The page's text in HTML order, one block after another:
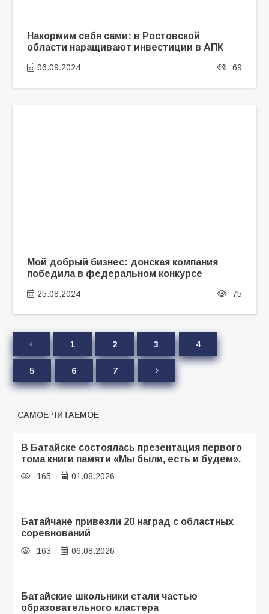
Накормим себя сами: в Ростовской
области наращивают инвестиции в АПК
06.09.2024 69
Мой добрый бизнес: донская компания
победила в федеральном конкурсе
25.08.2024 75
1 2 3 4
5 6 7
САМОЕ ЧИТАЕМОЕ
В Батайске состоялась презентация первого
тома книги памяти «Мы были, есть и будем».
165 01.08.2026
Батайчане привезли 20 наград с областных
соревнований
163 06.08.2026
Батайские школьники стали частью
образовательного кластера